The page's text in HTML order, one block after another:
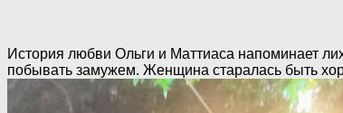
История любви Ольги и Маттиаса напоминает
побывать замужем. Женщина старалась быть